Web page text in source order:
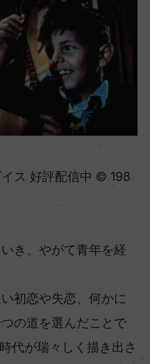
イス 好評配信中 © 198
き、やがて青年を経
初恋や失恋、何かに
の道を選んだことで
代が瑞々しく描き出さ